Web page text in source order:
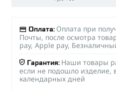
Оплата: Оплата при
Почты, после осмотра
pay, Apple pay,
Гарантия: Наши товары
если не подошло изделие,
календарных дней